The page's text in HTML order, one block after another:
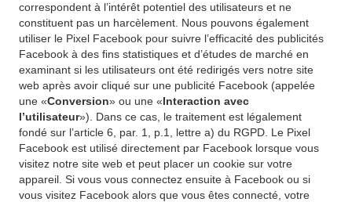
correspondent à l’intérêt potentiel des utilisateurs et ne
constituent pas un harcèlement. Nous pouvons également
utiliser le Pixel Facebook pour suivre l’efficacité des publicités
Facebook à des fins statistiques et d’études de marché en
examinant si les utilisateurs ont été redirigés vers notre site
web après avoir cliqué sur une publicité Facebook (appelée
une «Conversion» ou une «Interaction avec
l’utilisateur»). Dans ce cas, le traitement est légalement
fondé sur l’article 6, par. 1, p.1, lettre a) du RGPD. Le Pixel
Facebook est utilisé directement par Facebook lorsque vous
visitez notre site web et peut placer un cookie sur votre
appareil. Si vous vous connectez ensuite à Facebook ou si
vous visitez Facebook alors que vous êtes connecté, votre